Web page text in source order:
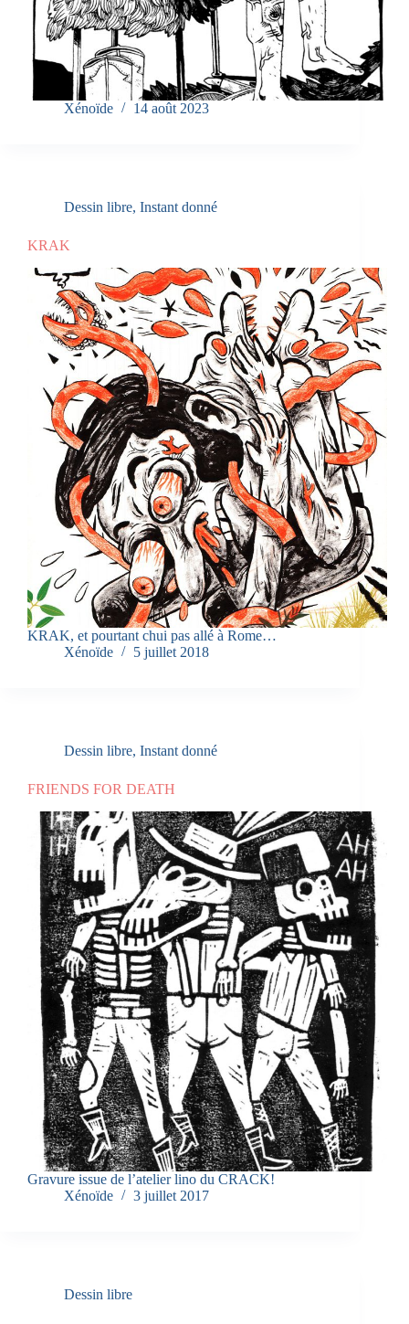
Xénoïde 14 août 2023
Dessin libre, Instant donné
KRAK
KRAK, et pourtant chui pas allé à Rome…
Xénoïde
5 juillet 2018
Dessin libre, Instant donné
FRIENDS FOR DEATH
Gravure issue de l’atelier lino du CRACK!
Xénoïde
3 juillet 2017
Dessin libre